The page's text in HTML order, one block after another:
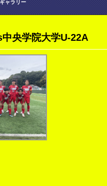
ギャラリー
央学院大学U-22A